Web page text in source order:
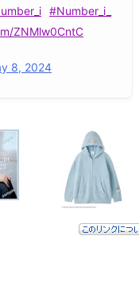
#Number_i_
ZNMlw0CntC
8, 2024